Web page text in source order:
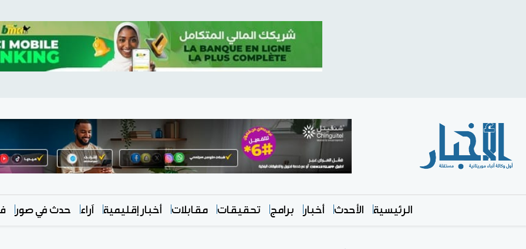
الرئيسية الأحدث أخبار برامج تحقيقات مقابلات أخبار إقليمية آراء حدث في صور